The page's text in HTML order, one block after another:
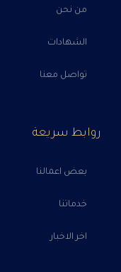
من نحن
الشهادات
تواصل معنا
روابط سريعة
بعض اعمالنا
خدماتنا
اخر الاخبار